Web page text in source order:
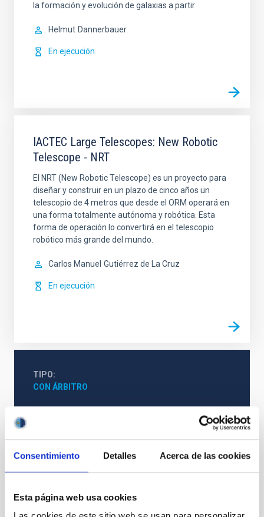
Consentimiento Detalles Acerca de las cookies
Esta página web usa cookies
la formación y evolución de galaxias a partir
Helmut Dannerbauer
En ejecución
IACTEC Large Telescopes: New Robotic
Telescope - NRT
El NRT (New Robotic Telescope) es un proyecto para
diseñar y construir en un plazo de cinco años un
telescopio de 4 metros que desde el ORM operará en
una forma totalmente autónoma y robótica. Esta
forma de operación lo convertirá en el telescopio
robótico más grande del mundo.
Carlos Manuel Gutiérrez de La Cruz
En ejecución
TIPO
CON ÁRBITRO
La Vía Láctea y el Grupo Local (MWLG)
Formación y Evolución de Galaxias (FYEG)
Proyectos singulares
Grandes telescopios